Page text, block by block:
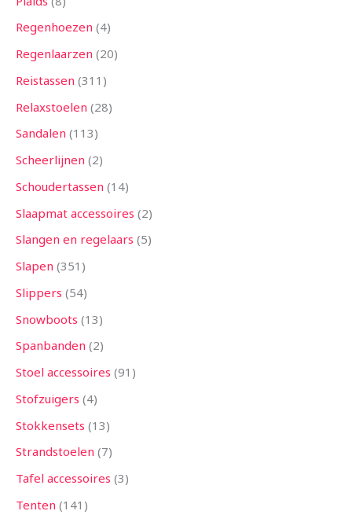
Regenhoezen 4
Regenlaarzen 20
Reistassen 311
Relaxstoelen 28
Sandalen 113
Scheerlijnen 2
Schoudertassen 14
Slaapmat accessoires 2
Slangen en regelaars 5
Slapen 351
Slippers 54
Snowboots 13
Spanbanden 2
Stoel accessoires 91
Stofzuigers 4
Stokkensets 13
Strandstoelen 7
Tafel accessoires 3
Tenten 141